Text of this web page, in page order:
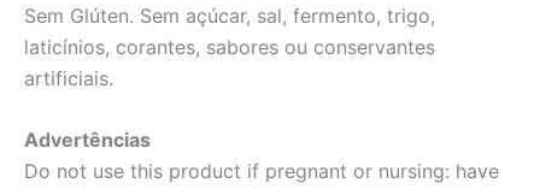
Sem Glúten. Sem açúcar, sal, fermento, trigo,
laticínios, corantes, sabores ou conservantes
artificiais.
Advertências
Do not use this product if pregnant or nursing: have